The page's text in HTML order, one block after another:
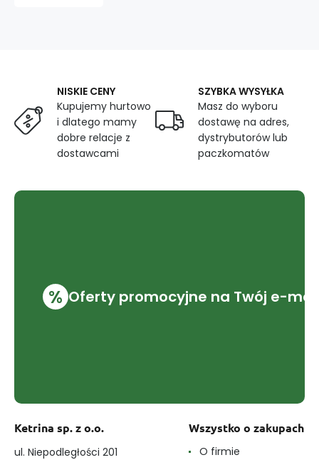
NISKIE CENY
Kupujemy hurtowo
i dlatego mamy
dobre relacje z
dostawcami
SZYBKA WYSYŁKA
Masz do wyboru
dostawę na adres,
dystrybutorów lub
paczkomatów
% Oferty promocyjne na Twój e-mail
Ketrina sp. z o.o.
ul. Niepodległości 201
Wszystko o zakupach
O firmie